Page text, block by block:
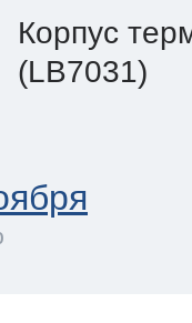
Корпус
(LB7031)